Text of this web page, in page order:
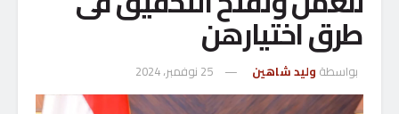
طرق اختيارهن
بواسطة وليد شاهين 25 نوفمبر، 2024